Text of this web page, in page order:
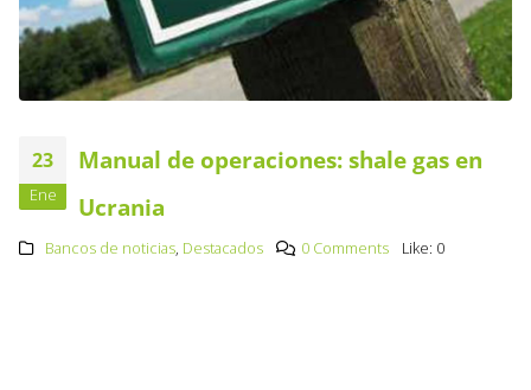
23
Ene
Manual de operaciones: shale gas en
Ucrania
Bancos de noticias, Destacados 0 Comments Like: 0